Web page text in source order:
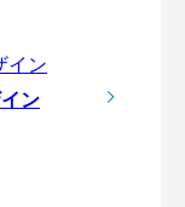
ン